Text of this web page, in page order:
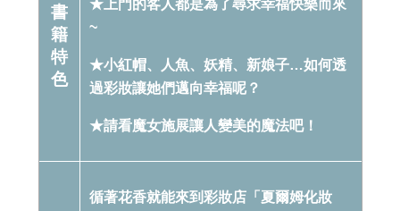
書
籍
特
色
★上門的客人都是為了尋求幸福快樂而來
~
★小紅帽、人魚、妖精、新娘子…如何透
過彩妝讓她們邁向幸福呢？
★請看魔女施展讓人變美的魔法吧！
循著花香就能來到彩妝店「夏爾姆化妝